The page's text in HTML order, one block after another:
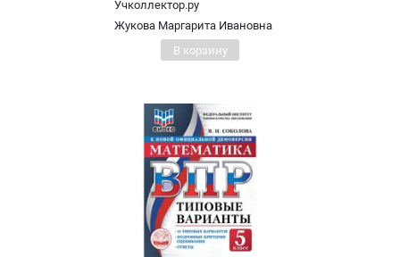
Учколлектор.ру
Жукова Маргарита Ивановна
В корзину